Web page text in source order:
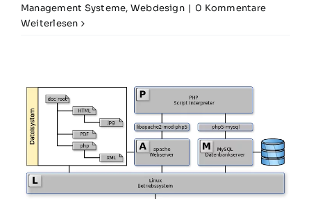
Management Systeme, Webdesign | 0 Kommentare
Weiterlesen